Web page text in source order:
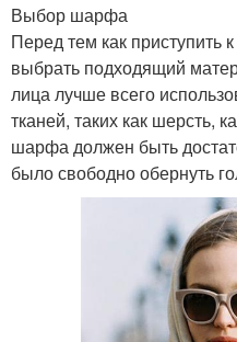
Выбор шарфа
Перед тем как
выбрать подходящий
лица лучше всего
тканей, таких как шерсть,
шарфа должен быть
было свободно обернуть